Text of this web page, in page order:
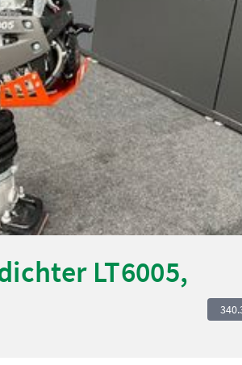
LT6005,